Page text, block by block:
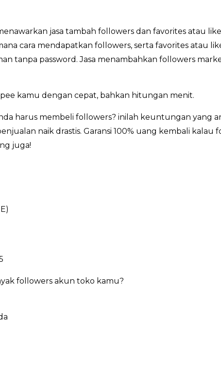
jasa tambah followers dan favorites atau
cara mendapatkan followers, serta favorites atau
tanpa password. Jasa menambahkan followers
kamu dengan cepat, bahkan hitungan menit.
harus membeli followers? inilah keuntungan yang
naik drastis. Garansi 100% uang kembali kalau
juga!
followers akun toko kamu?